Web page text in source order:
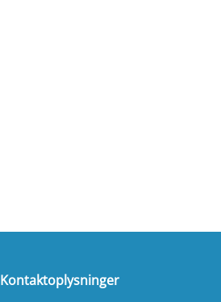
Kontaktoplysninger